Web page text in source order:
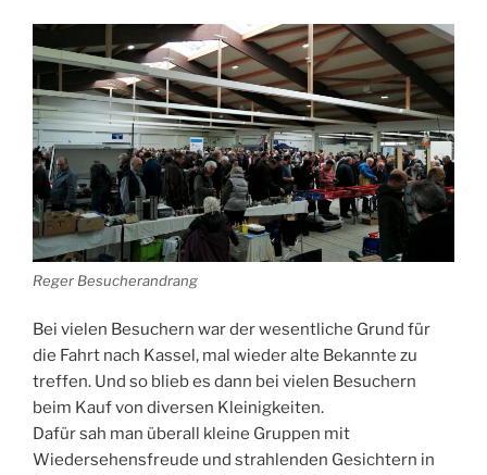
Reger Besucherandrang
Bei vielen Besuchern war der wesentliche Grund für
die Fahrt nach Kassel, mal wieder alte Bekannte zu
treffen. Und so blieb es dann bei vielen Besuchern
beim Kauf von diversen Kleinigkeiten.
Dafür sah man überall kleine Gruppen mit
Wiedersehensfreude und strahlenden Gesichtern in